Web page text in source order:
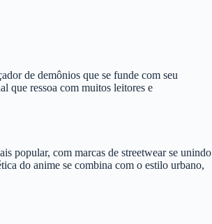
de demônios que se funde com seu
que ressoa com muitos leitores e
popular, com marcas de streetwear se unindo
do anime se combina com o estilo urbano,